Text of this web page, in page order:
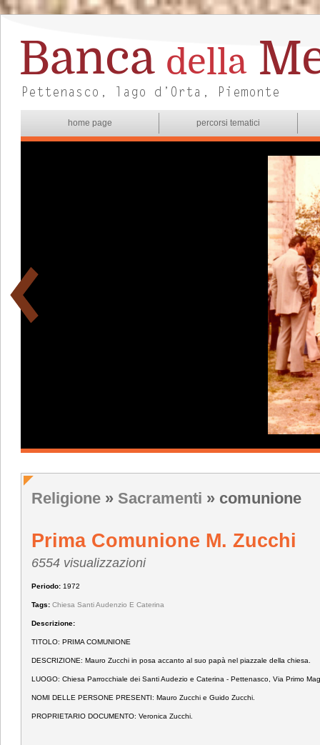
home page percorsi tematici
Religione » Sacramenti » comunione
Prima Comunione M. Zucchi
6554 visualizzazioni
Periodo: 1972
Tags: Chiesa Santi Audenzio E Caterina
Descrizione:
TITOLO: PRIMA COMUNIONE
DESCRIZIONE: Mauro Zucchi in posa accanto al suo papà nel piazzale della chiesa.
LUOGO: Chiesa Parrocchiale dei Santi Audezio e Caterina - Pettenasco, Via Primo
NOMI DELLE PERSONE PRESENTI: Mauro Zucchi e Guido Zucchi.
PROPRIETARIO DOCUMENTO: Veronica Zucchi.